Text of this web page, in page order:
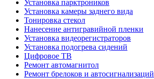
Установка парктроников
Установка камеры заднего вида
Тонировка стекол
Нанесение антигравийной пленки
Установка видеорегистраторов
Установка подогрева сидений
Цифровое ТВ
Ремонт автомагнитол
Ремонт брелоков и автосигнализаций